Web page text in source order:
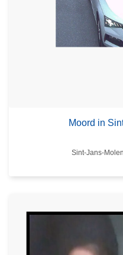
Moord in
Plaats
Sint-Jans-